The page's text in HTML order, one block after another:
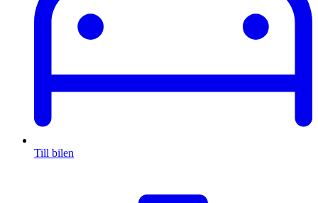
Till bilen